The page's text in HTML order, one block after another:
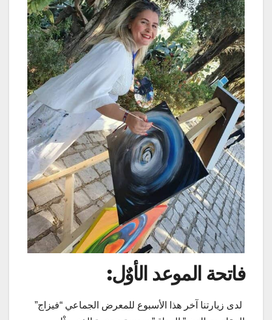
فاتحة الموعد الأوٌل:
لدى زيارتنا آخر هذا الأسبوع للمعرض الجماعي “فيزاج”